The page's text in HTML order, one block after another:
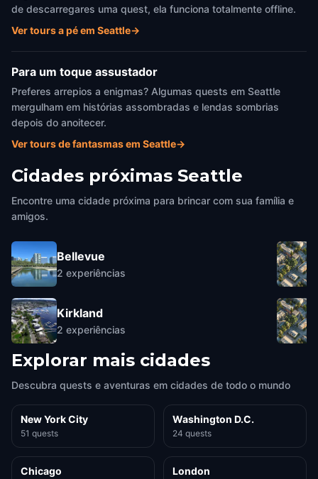
de descarregares uma quest, ela funciona totalmente offline.
Ver tours a pé em Seattle→
Para um toque assustador
Preferes arrepios a enigmas? Algumas quests em Seattle
mergulham em histórias assombradas e lendas sombrias
depois do anoitecer.
Ver tours de fantasmas em Seattle→
Cidades próximas Seattle
Encontre uma cidade próxima para brincar com sua família e
amigos.
Bellevue
2 experiências
Kirkland
2 experiências
Explorar mais cidades
Descubra quests e aventuras em cidades de todo o mundo
New York City
51 quests
Washington D.C.
24 quests
Chicago London